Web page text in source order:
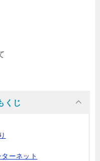
くじ
ーネット